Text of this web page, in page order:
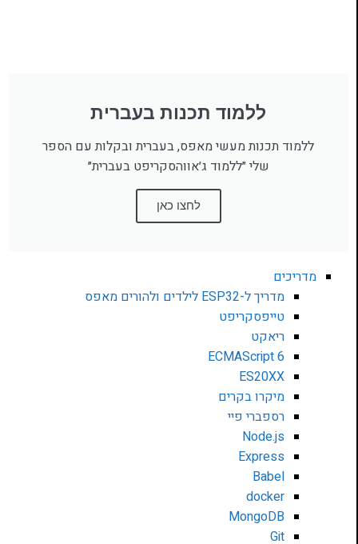
ללמוד תכנות בעברית
ללמוד תכנות מעשי מאפס, בעברית ובקלות עם הספר
שלי ״ללמוד ג׳אווהסקריפט בעברית״
לחצו כאן
מדריכים
מדריך ל-ESP32 לילדים ולהורים מאפס
טייפסקריפט
ריאקט
ECMAScript 6
ES20XX
מיקרו בקרים
רספברי פיי
Node.js
Express
Babel
docker
MongoDB
Git